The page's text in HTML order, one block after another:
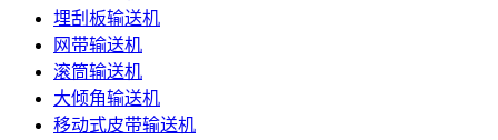
埋刮板输送机
网带输送机
滚筒输送机
大倾角输送机
移动式皮带输送机